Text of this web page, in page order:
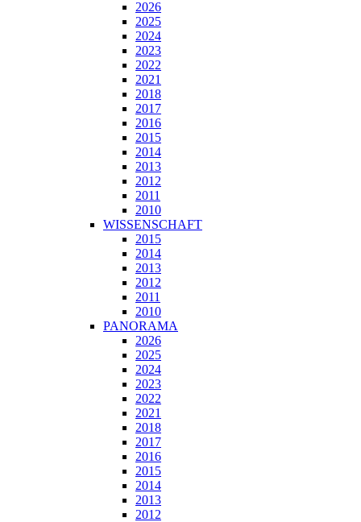
2026
2025
2024
2023
2022
2021
2018
2017
2016
2015
2014
2013
2012
2011
2010
WISSENSCHAFT
2015
2014
2013
2012
2011
2010
PANORAMA
2026
2025
2024
2023
2022
2021
2018
2017
2016
2015
2014
2013
2012